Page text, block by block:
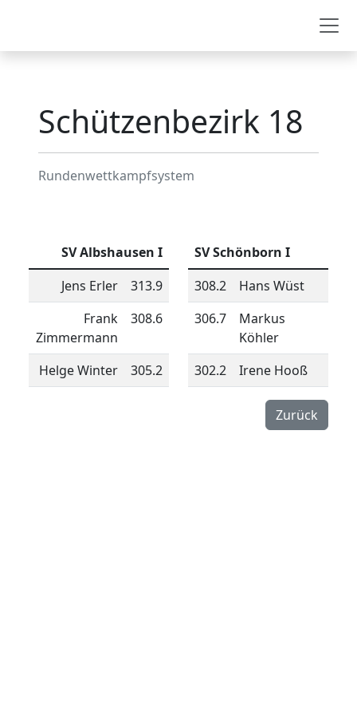
Schützenbezirk 18
Rundenwettkampfsystem
SV Albshausen I
Jens Erler
313.9
Frank
Zimmermann
308.6
Helge Winter 305.2
SV Schönborn I
308.2
Hans Wüst
306.7
Markus
Köhler
302.2
Irene Hooß
Zurück